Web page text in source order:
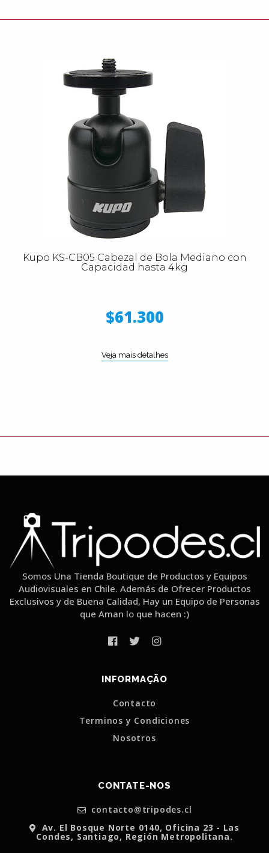
Kupo KS-CB05 Cabezal de Bola Mediano con
Capacidad hasta 4kg
$61.300
Veja mais detalhes
Somos Una Tienda Boutique de Productos y Equipos
Audiovisuales en Chile. Además de Ofrecer Productos
Exclusivos y de Buena Calidad, Hay un Equipo de Personas
que Aman lo que hacen :)
INFORMAÇÃO
Contacto
Terminos y Condiciones
Nosotros
CONTATE-NOS
contacto@tripodes.cl
Av. El Bosque Norte 0140, Oficina 23 - Las
Condes, Santiago, Región Metropolitana.